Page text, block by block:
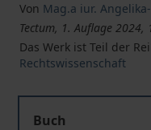
Von Mag.a iur.
Tectum, 1. Auflage 2024,
Das Werk ist Teil der
Rechtswissenschaft
Buch